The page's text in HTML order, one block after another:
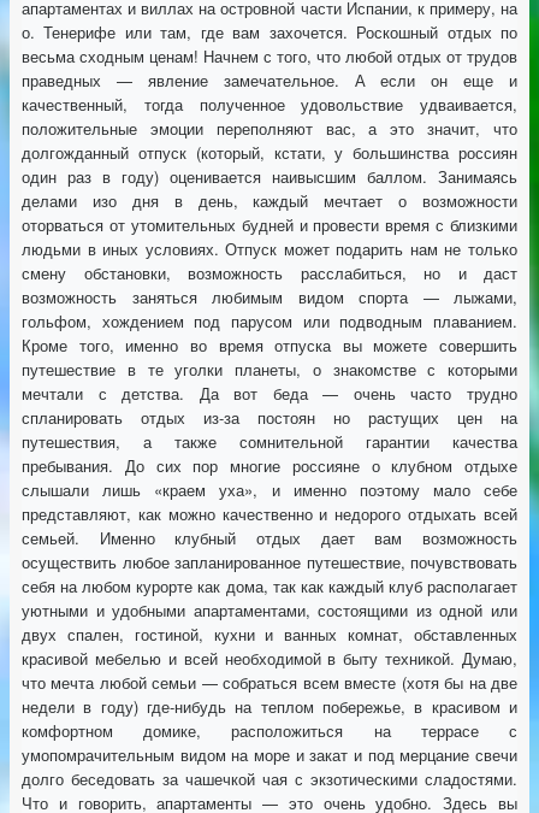
апартаментах и виллах на островной части Испании, к примеру, на
о. Тенерифе или там, где вам захочется. Роскошный отдых по
весьма сходным ценам! Начнем с того, что любой отдых от трудов
праведных — явление замечательное. А если он еще и
качественный, тогда полученное удовольствие удваивается,
положительные эмоции переполняют вас, а это значит, что
долгожданный отпуск (который, кстати, у большинства россиян
один раз в году) оценивается наивысшим баллом. Занимаясь
делами изо дня в день, каждый мечтает о возможности
оторваться от утомительных будней и провести время с близкими
людьми в иных условиях. Отпуск может подарить нам не только
смену обстановки, возможность расслабиться, но и даст
возможность заняться любимым видом спорта — лыжами,
гольфом, хождением под парусом или подводным плаванием.
Кроме того, именно во время отпуска вы можете совершить
путешествие в те уголки планеты, о знакомстве с которыми
мечтали с детства. Да вот беда — очень часто трудно
спланировать отдых из-за постоян но растущих цен на
путешествия, а также сомнительной гарантии качества
пребывания. До сих пор многие россияне о клубном отдыхе
слышали лишь «краем уха», и именно поэтому мало себе
представляют, как можно качественно и недорого отдыхать всей
семьей. Именно клубный отдых дает вам возможность
осуществить любое запланированное путешествие, почувствовать
себя на любом курорте как дома, так как каждый клуб располагает
уютными и удобными апартаментами, состоящими из одной или
двух спален, гостиной, кухни и ванных комнат, обставленных
красивой мебелью и всей необходимой в быту техникой. Думаю,
что мечта любой семьи — собраться всем вместе (хотя бы на две
недели в году) где-нибудь на теплом побережье, в красивом и
комфортном домике, расположиться на террасе с
умопомрачительным видом на море и закат и под мерцание свечи
долго беседовать за чашечкой чая с экзотическими сладостями.
Что и говорить, апартаменты — это очень удобно. Здесь вы